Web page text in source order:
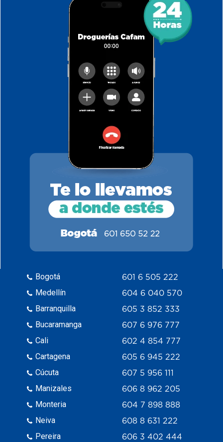
Bogotá
Medellín
Barranquilla
Bucaramanga
Cali
Cartagena
Cúcuta
Manizales
Monteria
Neiva
Pereira
601 6 505 222
604 6 040 570
605 3 852 333
607 6 976 777
602 4 854 777
605 6 945 222
607 5 956 111
606 8 962 205
604 7 898 888
608 8 631 222
606 3 402 444